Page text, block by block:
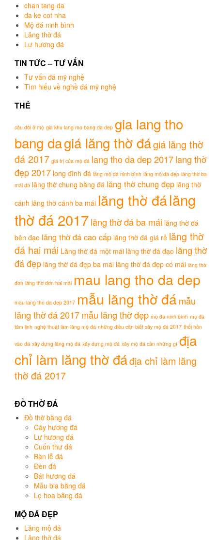
chan tang da
da ke cot nha
Mộ đá ninh bình
Lăng thờ đá
Lư hương đá
TIN TỨC – TƯ VẤN
Tư vấn đá mỹ nghệ
Tìm hiểu về nghề đá mỹ nghệ
THẺ
câu đối ở mộ gia khu lang mo bang da dep gia lang tho
bang dagiá lăng thờ đágiá lăng thờ
đá 2017 giá trị của mộ đá lang tho da dep 2017lang thờ
đẹp 2017 long đình đá lăng mộ đá ninh bình lăng mộ đá đẹp lăng thờ ba
mái đá lăng thờ chung bằng đá lăng thờ chung đẹp lăng thờ
cánh lăng thờ cánh ba mái lăng thờ đálăng
thờ đá 2017lăng thờ đá ba mái lăng thờ đá
bên đạo lăng thờ đá cao cấp lăng thờ đá giá rẻ lăng thờ
đá hai mái Lăng thờ đá một mái lăng thờ đá đạo lăng thờ
đá đẹp lăng thờ đá đẹp ba mái lăng thờ đá đẹp có mái lăng thờ
đơn lăng thờ đơn hai mái mau lang tho da dep
mau lang tho da dep 2017 mẫu lăng thờ đámẫu
lăng thờ đá 2017mẫu lăng thờ đẹp mộ đá ninh bình mộ đá
tâm linh nghệ thuật làm lăng mộ đá những điều cần biết xây mộ đá 2017 thổi hồn
vào đá xây dựng lăng mộ đá xây dựng mộ đá xây mộ đá cần những gì địa
chỉ làm lăng thờ đáđịa chỉ làm lăng
thờ đá 2017
ĐỒ THỜ ĐÁ
Đồ thờ bằng đá
Cây hương đá
Lư hương đá
Cuốn thư đá
Bàn lễ đá
Đèn đá
Bát hương đá
Mẫu bia bằng đá
Lọ hoa bằng đá
MỘ ĐÁ ĐẸP
Lăng mộ đá
Lăng thờ đá